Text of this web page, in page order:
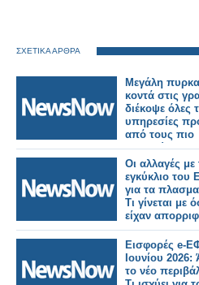
ΣΧΕΤΙΚΑ ΑΡΘΡΑ
Μεγάλη
κοντά στις
διέκοψε όλες
υπηρεσίες
από τους πιο
σταθμούς του
Λονδίνου.
Οι αλλαγές με
εγκύκλιο του
για τα
Τι γίνεται με
είχαν
Εισφορές e-
Ιουνίου 2026:
το νέο